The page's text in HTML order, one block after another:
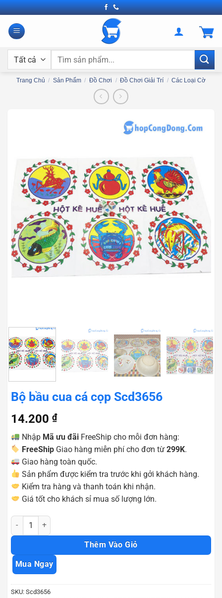
Bỏ
qua
nội
Tìm
Trang Chủ / Sản Phẩm / Đồ Chơi / Đồ Chơi Giải Trí / Các Loại Cờ
Bộ bầu cua cá cọp Scd3656
14.200 ₫
Nhập Mã ưu đãi FreeShip cho mỗi đơn hàng:
FreeShip Giao hàng miễn phí cho đơn từ299K.
Giao hàng toàn quốc.
Sản phẩm được kiểm tra trước khi gởi khách hàng.
Kiểm tra hàng và thanh toán khi nhận.
Giá tốt cho khách sỉ mua số lượng lớn.
Bộ bầu cua cá cọp Scd3656 số lượng
Thêm Vào Giỏ
Mua Ngay
SKU: Scd3656